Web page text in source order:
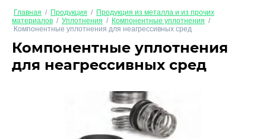
Главная / Продукция / Продукция из металла и из прочих
материалов / Уплотнения / Компонентные уплотнения /
Компонентные уплотнения для неагрессивных сред
Компонентные уплотнения
для неагрессивных сред